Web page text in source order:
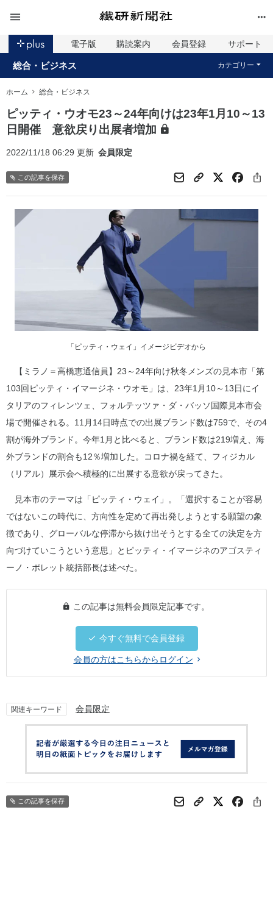
電子版 購読案内 会員登録 サポート
総合・ビジネス カテゴリー
ホーム 総合・ビジネス
ピッティ・ウオモ23～24年向けは23年1月10～13
日開催 意欲戻り出展者増加
2022/11/18 06:29 更新 会員限定
この記事を保存
「ピッティ・ウェイ」イメージビデオから
【ミラノ＝高橋恵通信員】23～24年向け秋冬メンズの見本市「第
103回ピッティ・イマージネ・ウオモ」は、23年1月10～13日にイ
タリアのフィレンツェ、フォルテッツァ・ダ・バッソ国際見本市会
場で開催される。11月14日時点での出展ブランド数は759で、その4
割が海外ブランド。今年1月と比べると、ブランド数は219増え、海
外ブランドの割合も12％増加した。コロナ禍を経て、フィジカル
（リアル）展示会へ積極的に出展する意欲が戻ってきた。
見本市のテーマは「ピッティ・ウェイ」。「選択することが容易
ではないこの時代に、方向性を定めて再出発しようとする願望の象
徴であり、グローバルな停滞から抜け出そうとする全ての決定を方
向づけていこうという意思」とピッティ・イマージネのアゴスティ
ーノ・ポレット統括部長は述べた。
この記事は無料会員限定記事です。
今すぐ無料で会員登録
会員の方はこちらからログイン
関連キーワード 会員限定
この記事を保存